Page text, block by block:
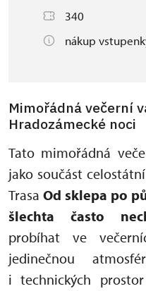
340
nákup
Mimořádná večerní
Hradozámecké noci
Tato mimořádná
jako součást
Trasa Od sklepa po
šlechta často
probíhat ve
jedinečnou
i technických